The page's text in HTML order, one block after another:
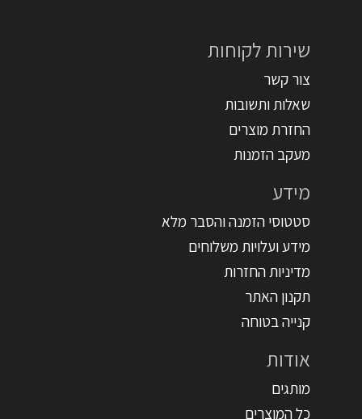
שירות לקוחות
צור קשר
שאלות ותשובות
החזרת מוצרים
מעקב הזמנות
מידע
סטטוסי הזמנה והסבר מלא
מידע ועלויות משלוחים
מדיניות החזרות
תקנון האתר
קנייה בטוחה
אודות
מותגים
כל המוצרים